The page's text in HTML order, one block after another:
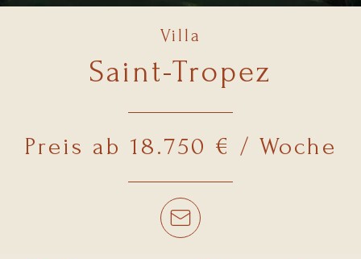
Villa
Saint-Tropez
Preis ab 18.750 € / Woche